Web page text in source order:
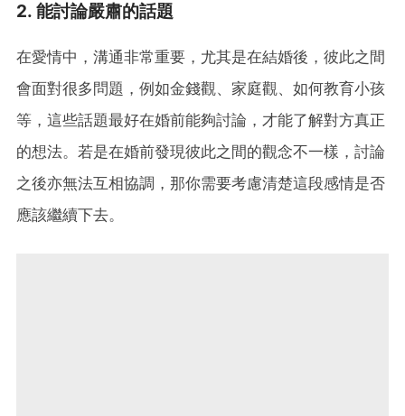
2. 能討論嚴肅的話題
在愛情中，溝通非常重要，尤其是在結婚後，彼此之間
會面對很多問題，例如金錢觀、家庭觀、如何教育小孩
等，這些話題最好在婚前能夠討論，才能了解對方真正
的想法。若是在婚前發現彼此之間的觀念不一樣，討論
之後亦無法互相協調，那你需要考慮清楚這段感情是否
應該繼續下去。